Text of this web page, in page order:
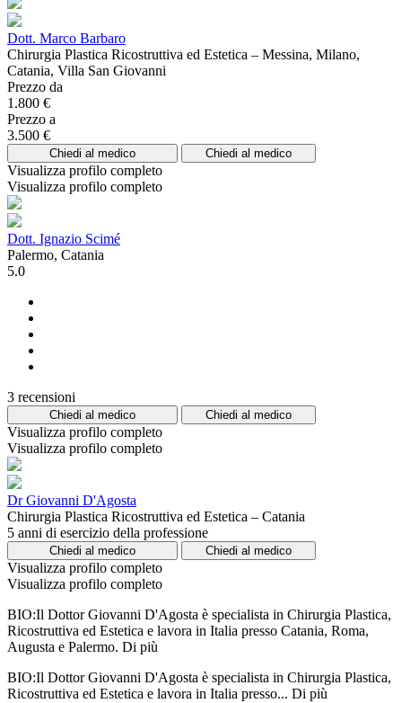
Dott. Marco Barbaro
Chirurgia Plastica Ricostruttiva ed Estetica – Messina, Milano,
Catania, Villa San Giovanni
Prezzo da
1.800 €
Prezzo a
3.500 €
Chiedi al medico Chiedi al medico
Visualizza profilo completo
Visualizza profilo completo
Dott. Ignazio Scimé
Palermo, Catania
5.0
3 recensioni
Chiedi al medico Chiedi al medico
Visualizza profilo completo
Visualizza profilo completo
Dr Giovanni D'Agosta
Chirurgia Plastica Ricostruttiva ed Estetica – Catania
5 anni di esercizio della professione
Chiedi al medico Chiedi al medico
Visualizza profilo completo
Visualizza profilo completo
BIO:Il Dottor Giovanni D'Agosta è specialista in Chirurgia Plastica,
Ricostruttiva ed Estetica e lavora in Italia presso Catania, Roma,
Augusta e Palermo. Di più
BIO:Il Dottor Giovanni D'Agosta è specialista in Chirurgia Plastica,
Ricostruttiva ed Estetica e lavora in Italia presso... Di più